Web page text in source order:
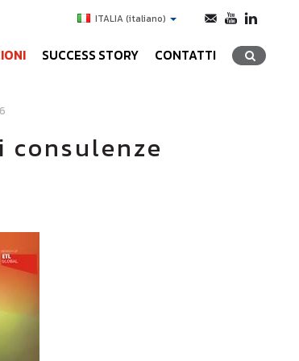
ITALIA(italiano)
SUCCESS STORY CONTATTI
consulenze